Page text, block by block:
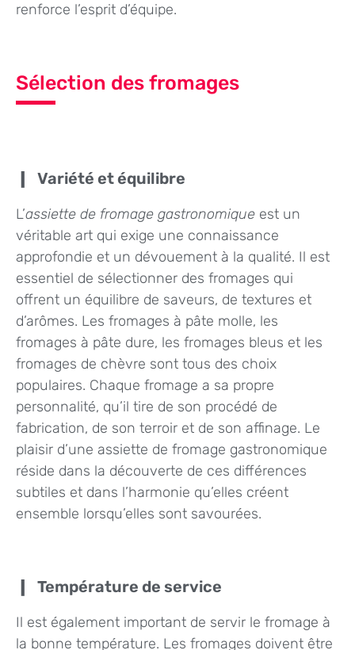
renforce l’esprit d’équipe.
Sélection des fromages
Variété et équilibre
L’assiette de fromage gastronomique est un
véritable art qui exige une connaissance
approfondie et un dévouement à la qualité. Il est
essentiel de sélectionner des fromages qui
offrent un équilibre de saveurs, de textures et
d’arômes. Les fromages à pâte molle, les
fromages à pâte dure, les fromages bleus et les
fromages de chèvre sont tous des choix
populaires. Chaque fromage a sa propre
personnalité, qu’il tire de son procédé de
fabrication, de son terroir et de son affinage. Le
plaisir d’une assiette de fromage gastronomique
réside dans la découverte de ces différences
subtiles et dans l’harmonie qu’elles créent
ensemble lorsqu’elles sont savourées.
Température de service
Il est également important de servir le fromage à
la bonne température. Les fromages doivent être